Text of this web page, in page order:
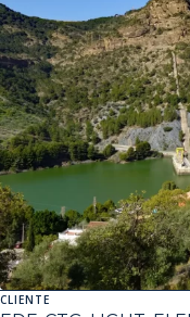
CLIENTE